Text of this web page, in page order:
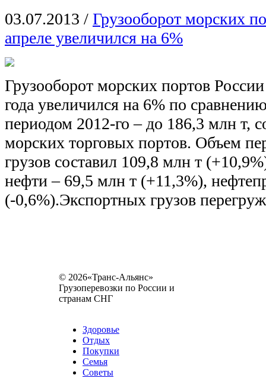
03.07.2013 / Грузооборот морских
апреле увеличился на 6%
Грузооборот морских портов
года увеличился на 6% по
периодом 2012-го – до 186,3 млн т,
морских торговых портов. Объем
грузов составил 109,8 млн т
нефти – 69,5 млн т (+11,3%),
(-0,6%).Экспортных грузов
© 2026«Транс-Альянс»
Грузоперевозки по России и
странам СНГ
Здоровье
Отдых
Покупки
Семья
Советы